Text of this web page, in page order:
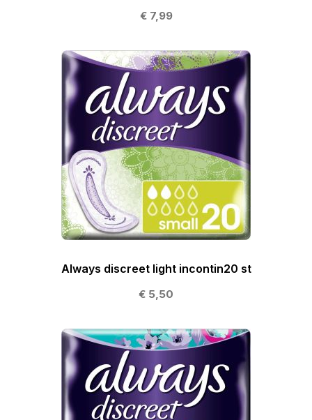
€ 7,99
Always discreet light incontin20 st
€ 5,50